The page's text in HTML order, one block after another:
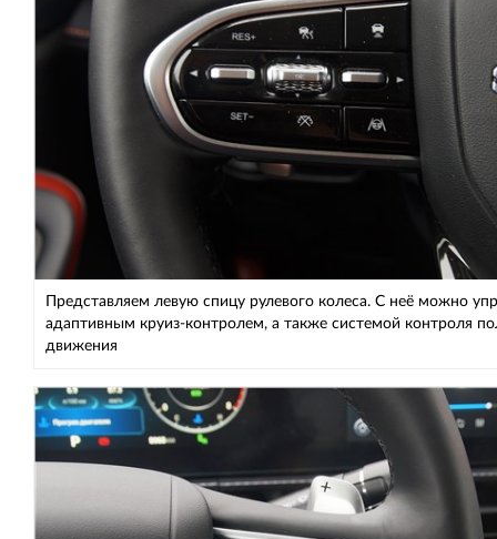
Представляем левую спицу рулевого колеса. С неё можно
адаптивным круиз-контролем, а также системой контроля
движения